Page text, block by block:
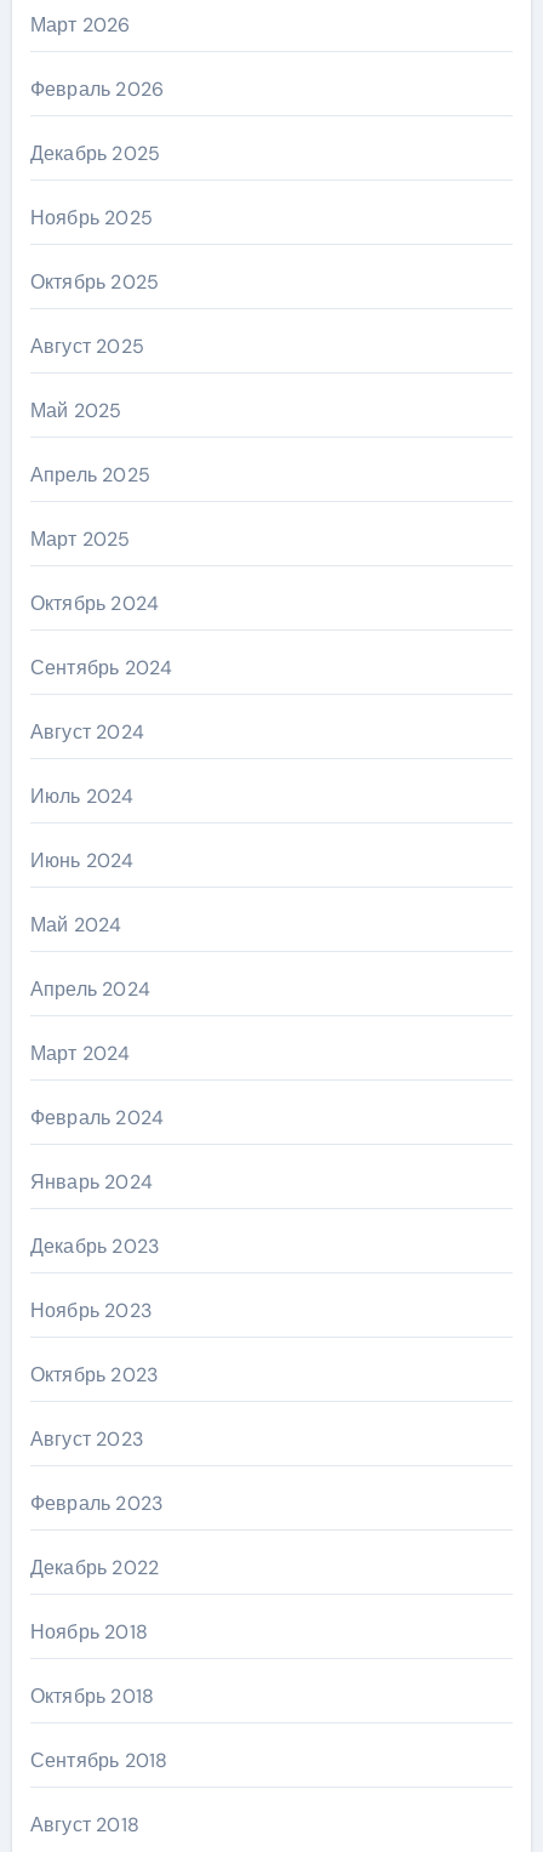
Март 2026
Февраль 2026
Декабрь 2025
Ноябрь 2025
Октябрь 2025
Август 2025
Май 2025
Апрель 2025
Март 2025
Октябрь 2024
Сентябрь 2024
Август 2024
Июль 2024
Июнь 2024
Май 2024
Апрель 2024
Март 2024
Февраль 2024
Январь 2024
Декабрь 2023
Ноябрь 2023
Октябрь 2023
Август 2023
Февраль 2023
Декабрь 2022
Ноябрь 2018
Октябрь 2018
Сентябрь 2018
Август 2018